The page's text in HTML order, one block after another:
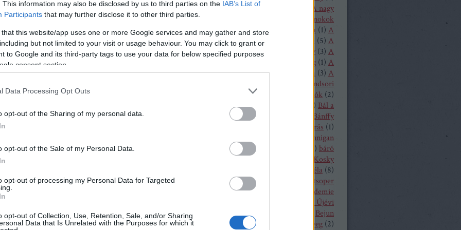
This information may also be disclosed by us to third parties on the IAB’s List of
Participants that may further disclose it to other third parties.
that this website/app uses one or more Google services and may gather and store
but not limited to your visit or usage behaviour. You may click to grant or
to Google and its third-party tags to use your data for below specified purposes
consent section.
Data Processing Opt Outs
opt-out of the Sharing of my personal data.
opt-out of the Sale of my Personal Data.
opt-out of processing my Personal Data for Targeted
opt-out of Collection, Use, Retention, Sale, and/or Sharing
Data that Is Unrelated with the Purposes for which it
Tetszik
Asmik Grigorian Oper Frankfurt
A láng (1) A loudoni ördögök
A nagy
A nürnbergi mesterdalnokok
(2) A Nyugat lánya A próféta (1) A
puritánok (1) (5) A
rózsalovag (1)A sevillai borbély (3) A
A távoli hang (1) A
trubadúr(2)A varázsfuvola (3) A
A windsori
A zsidónő Bajazzók (2)
Balassa Sándor
) Bál a
Savoyban
Bánffy Katalin
Bánffy
Bánó András (1)
Barbara Hannigan
1 báró Orczy Bódog ) báró
Barrie Kosky
Bartók Béla (8)
Bartók Péter
(2
Bayerische Staatsoper
19)Bayerische Theaterakademie
Bécsi Újévi
Koncert(1)Bedrich Smetana
Bejun
Mehta
Békés András bélyeg (2)